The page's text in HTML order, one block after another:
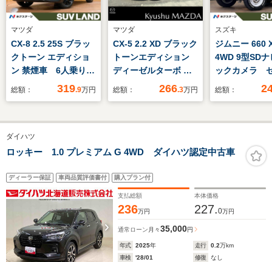
マツダ
CX-8 2.5 25S ブラッ
クトーン エディショ
ン 禁煙車 6人乗り
後席モニター 10型
ーズ ハーフレザー
シートヒーター ステ
アリングヒーター ヘ
イ ブラインドスポッ
トモニター ドラレコ
総額： 319.9万円
マツダ
CX-5 2.2 XD ブラック
トーンエディション
ディーゼルターボ ナ
ビ/CarPlay/全方位モ
レジット対応
総額： 266.3万円
スズキ
ジムニー 660
4WD 9型SD
ックカメラ
ィサポート
脱警報 禁煙
ヒーター オ
コン スマー
総額：
ダイハツ
ロッキー 1.0 プレミアム G 4WD ダイハツ認定中古車
ディーラー保証 車両品質評価書付 購入プラン付
支払総額
236万円
本体価格
227.0万円
通常ローン 月々35,000円
年式 2025年 走行 0.2万km
車検
'28/01 修復
なし